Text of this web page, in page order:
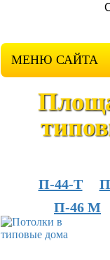
МЕНЮ САЙТА
П-44-Т
П-46 М